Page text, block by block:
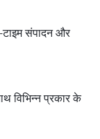
संपादन और
विभिन्न प्रकार के